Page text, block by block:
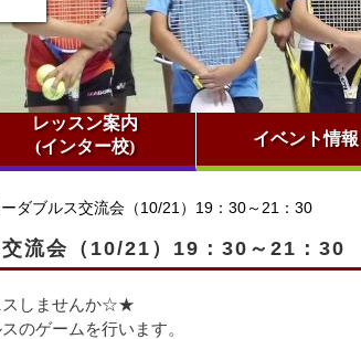
レッスン案内
(インター校)
イベント情報
ダブルス交流会（10/21）19：30～21：30
流会（10/21）19：30～21：30
しませんか☆★
のゲームを行います。